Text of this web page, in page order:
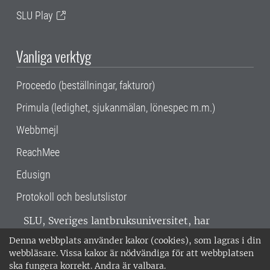
Denna webbplats använder kakor (cookies), som lagras i din
webbläsare. Vissa kakor är nödvändiga för att webbplatsen
ska fungera korrekt. Andra är valbara.
SLU Play
Vanliga verktyg
Proceedo (beställningar, fakturor)
Primula (ledighet, sjukanmälan, lönespec m.m.)
Webbmejl
ReachMee
Edusign
Protokoll och beslutslistor
SLU, Sveriges lantbruksuniversitet, har
verksamhet över hela Sverige. Huvudorter är
Alnarp, Uppsala och Umeå.SLU är
miljöcertifierat enligt ISO 14001. •